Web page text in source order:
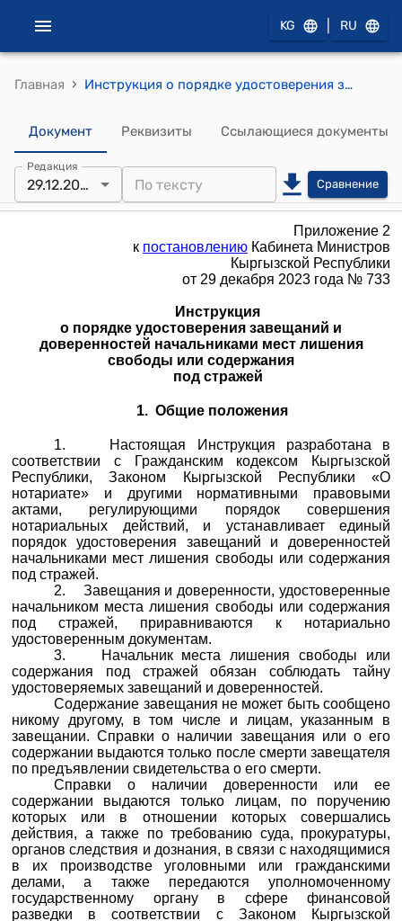
KG RU
Главная › Инструкция о порядке удостоверения завещаний и доверенностей начальниками мест лишения свободы или содержания под стражей (к постановлению Кабинета Министров Кыргызской Республики от 29 декабря 2023 года № 733)
Документ Реквизиты Ссылающиеся документы
Редакция
29.12.2023 Сравнение